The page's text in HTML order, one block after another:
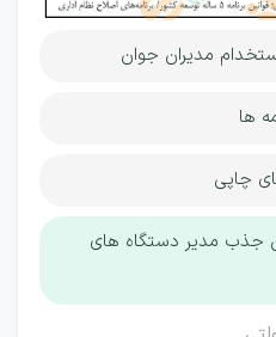
مدیران جوان
ها
چاپی
جذب مدیر دستگاه های